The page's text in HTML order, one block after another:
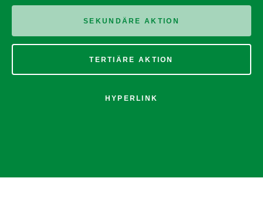
SEKUNDÄRE AKTION
TERTIÄRE AKTION
HYPERLINK